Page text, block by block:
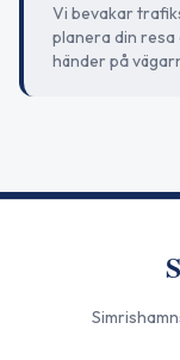
Vi bevakar
planera din
händer på